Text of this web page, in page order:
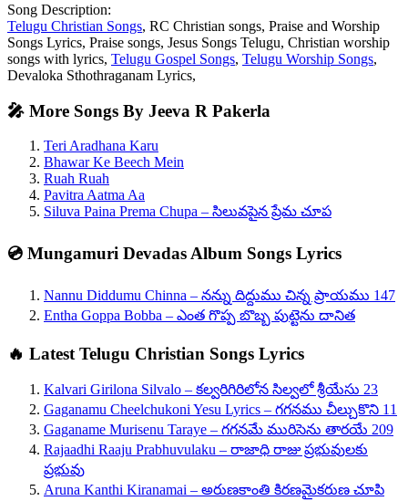
Song Description:
Telugu Christian Songs, RC Christian songs, Praise and Worship
Songs Lyrics, Praise songs, Jesus Songs Telugu, Christian worship
songs with lyrics, Telugu Gospel Songs, Telugu Worship Songs,
Devaloka Sthothraganam Lyrics,
🎤 More Songs By Jeeva R Pakerla
Teri Aradhana Karu
Bhawar Ke Beech Mein
Ruah Ruah
Pavitra Aatma Aa
Siluva Paina Prema Chupa – సిలువపైన ప్రేమ చూప
💿 Mungamuri Devadas Album Songs Lyrics
Nannu Diddumu Chinna – నన్ను దిద్దుము చిన్న ప్రాయము 147
Entha Goppa Bobba – ఎంత గొప్ప బొబ్బ పుట్టెను దానిత
🔥 Latest Telugu Christian Songs Lyrics
Kalvari Girilona Silvalo – కల్వరిగిరిలోన సిల్వలో శ్రీయేసు 23
Gaganamu Cheelchukoni Yesu Lyrics – గగనము చీల్చుకొని 11
Gaganame Murisenu Taraye – గగనమే మురిసెను తారయే 209
Rajaadhi Raaju Prabhuvulaku – రాజాధి రాజు ప్రభువులకు
ప్రభువు
Aruna Kanthi Kiranamai – అరుణకాంతి కిరణమైకరుణ చూపి